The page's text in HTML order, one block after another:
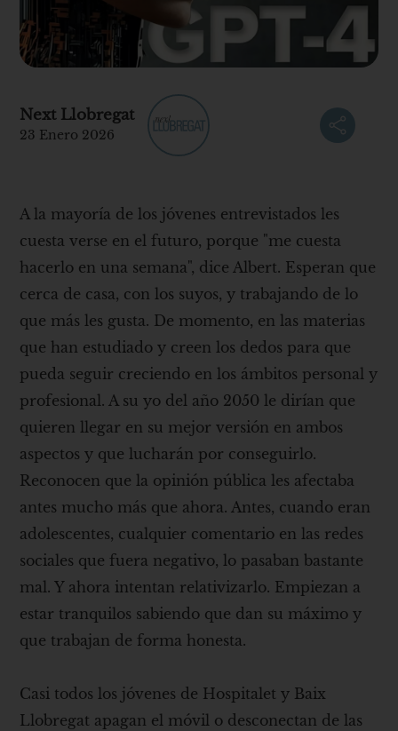
Next Llobregat
23 Enero 2026
A la mayoría de los jóvenes entrevistados les
cuesta verse en el futuro, porque "me cuesta
hacerlo en una semana", dice Albert. Esperan que
cerca de casa, con los suyos, y trabajando de lo
que más les gusta. De momento, en las materias
que han estudiado y creen los dedos para que
pueda seguir creciendo en los ámbitos personal y
profesional. A su yo del año 2050 le dirían que
quieren llegar en su mejor versión en ambos
aspectos y que lucharán por conseguirlo.
Reconocen que la opinión pública les afectaba
antes mucho más que ahora. Antes, cuando eran
adolescentes, cualquier comentario en las redes
sociales que fuera negativo, lo pasaban bastante
mal. Y ahora intentan relativizarlo. Empiezan a
estar tranquilos sabiendo que dan su máximo y
que trabajan de forma honesta.
Casi todos los jóvenes de Hospitalet y Baix
Llobregat apagan el móvil o desconectan de las